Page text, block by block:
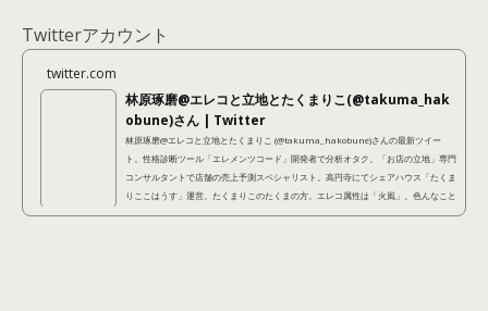
Twitterアカウント
twitter.com
林原琢磨@エレコと立地とたくまりこ(@takuma_hak
obune)さん | Twitter
林原琢磨@エレコと立地とたくまりこ (@takuma_hakobune)さんの最新ツイー
ト。性格診断ツール「エレメンツコード」開発者で分析オタク。「お店の立地」専門
コンサルタントで店舗の売上予測スペシャリスト。高円寺にてシェアハウス「たくま
りここはうす」運営。たくまりこのたくまの方。エレコ属性は「火風」。色んなこと
に手を出しているように見えて、本当は不器用なので結局本質的にやっているのは同